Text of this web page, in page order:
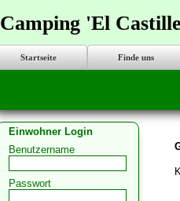
Camping 'El
Startseite Finde uns
Einwohner Login
Benutzername
Passwort